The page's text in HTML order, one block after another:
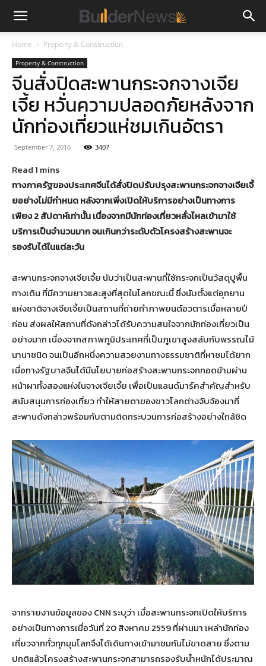
Home Property & Construction
Property & Construction
จีนสั่งปิดสะพานกระจกจางเจีย
เจี้ย หวั่นความปลอดภัยหลังจาก
นักท่องเที่ยวแห่ชมเกินอัตรา
September 7, 2016 3407
ทางภาครัฐของประเทศจีนได้สั่งปิดปรับปรุงสะพานกระจกจางเจียเจี้
ยอย่างไม่มีกำหนด หลังจากเพิ่งเปิดให้บริการอย่างเป็นทางการ
เพียง 2 สัปดาห์เท่านั้น เนื่องจากมีนักท่องเที่ยวหลั่งไหลเข้ามาใช้
บริการเป็นจำนวนมาก จนเกินกว่าระดับตัวโครงสร้างสะพานจะ
รองรับได้ในแต่ละวัน
สะพานกระจกจางเจียเจี้ย นับว่าเป็นสะพานที่ใช้กระจกเป็นวัสดุปูพื้น
ทางเดิน ที่มีความยาวและสูงที่สุดในโลกขณะนี้ ซึ่งนับตั้งแต่อุทยาน
แห่งชาติจางเจียเจี้ยเป็นสถานที่ถ่ายทำภาพยนต์อวตารเมื่อหลายปี
ก่อน ส่งผลให้สถานที่ดังกล่าวได้รับความสนใจจากนักท่องเที่ยวเป็น
อย่างมาก เนื่องจากสภาพภูมิประเทศที่เป็นภูเขาสูงสลับกับพรรณไม้
นานาชนิด จนเป็นอีกหนึ่งความสวยงามทางธรรมชาติที่หาชมได้ยาก
เมื่อทางรัฐบาลจีนได้มีนโยบายก่อสร้างสะพานกระจกทอดข้ามผ่าน
หน้าผาทั้งสองแห่งในจางเจียเจี้ย เพื่อเป็นแลนด์มาร์คสำคัญสำหรับ
สนับสนุนการท่องเที่ยว ทำให้สายตาของชาวโลกต่างจับจ้องมาที่
สะพานดังกล่าวพร้อมกับตามติดกระบวนการก่อสร้างอย่างใกล้ชิด
จากรายงานข้อมูลของ CNN ระบุว่า เมื่อสะพานกระจกเปิดให้บริการ
อย่างเป็นทางการเมื่อวันที่ 20 สิงหาคม 2559 ที่ผ่านมา เหล่านักท่อง
เที่ยวจากทั่วทุกมุมโลกจึงได้เดินทางเข้ามาชมกันไม่ขาดสาย ซึ่งตาม
ปกติแล้วโครงสร้างสะพานกระจกสามารถรองรับน้ำหนักได้ประมาณ